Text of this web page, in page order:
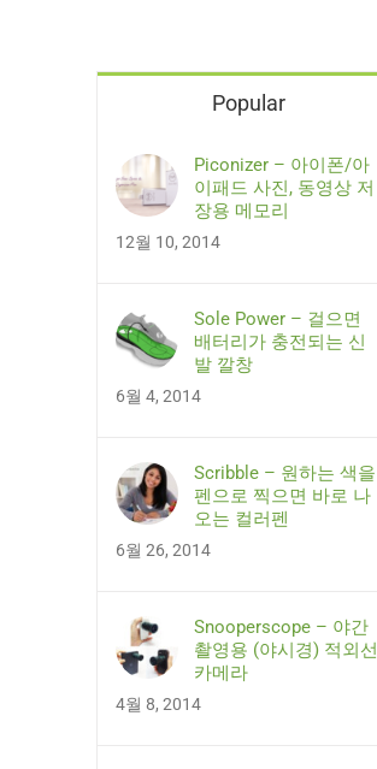
Popular
Piconizer – 아이폰/아
이패드 사진, 동영상 저
장용 메모리
12월 10, 2014
Sole Power – 걸으면
배터리가 충전되는 신
발 깔창
6월 4, 2014
Scribble – 원하는 색을
펜으로 찍으면 바로 나
오는 컬러펜
6월 26, 2014
Snooperscope – 야간
촬영용 (야시경) 적외선
카메라
4월 8, 2014